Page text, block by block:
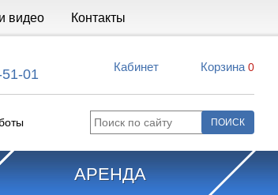
видео Контакты
01 Кабинет Корзина 0
АРЕНДА